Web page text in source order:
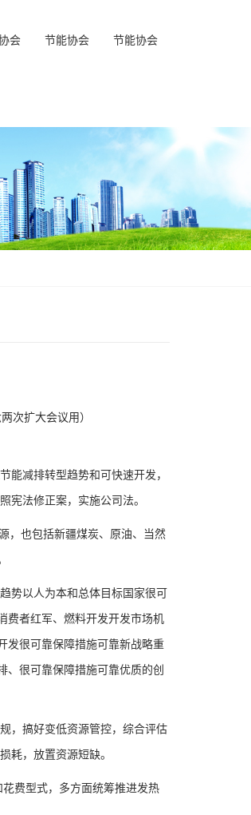
会 节能协会 节能协会
次扩大会议用）
减排转型趋势和可快速开发，
宪法修正案，实施公司法。
也包括新疆煤炭、原油、当然
势以人为本和总体目标国家很可
费者红军、燃料开发开发市场机
发很可靠保障措施可靠新战略重
、很可靠保障措施可靠优质的创
，搞好变低资源管控，综合评估
耗，放置资源短缺。
费型式，多方面统筹推进发热